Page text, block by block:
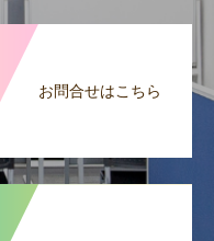
お問合せはこちら